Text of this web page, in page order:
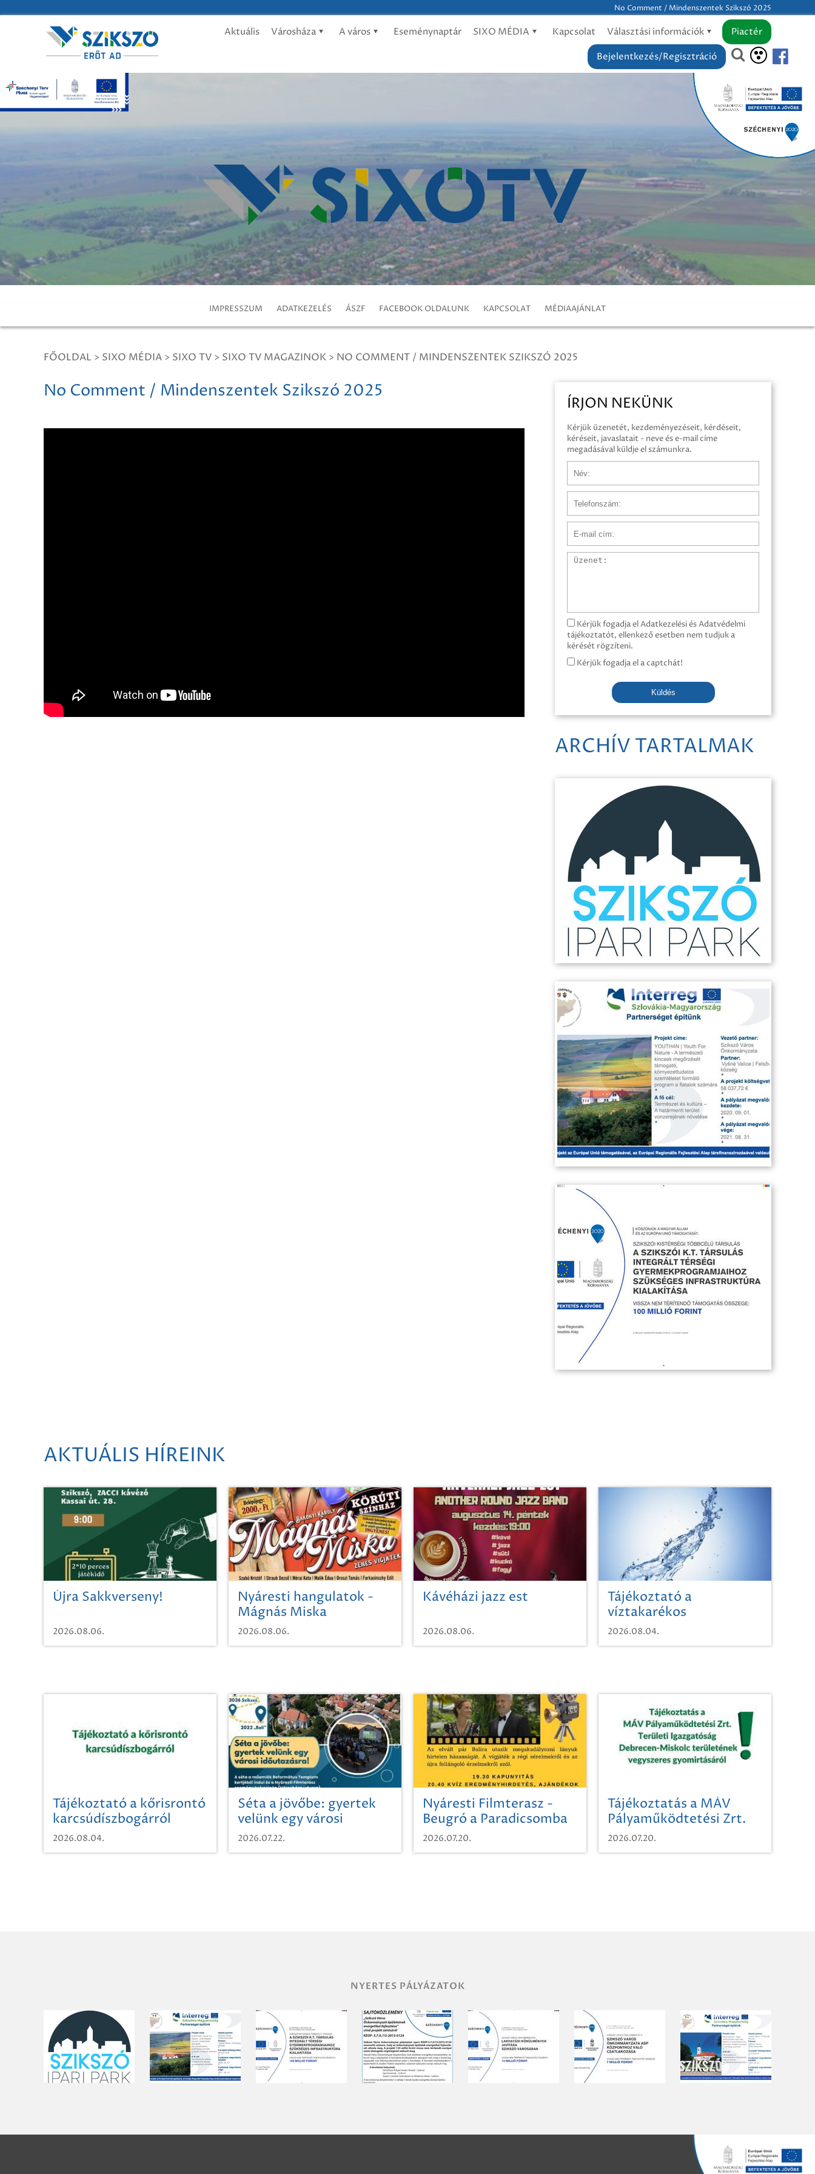
No Comment / Mindenszentek Szikszó 2025
Aktuális Városháza A város Eseménynaptár SIXO MÉDIA Kapcsolat Választási információk
Piactér
Bejelentkezés/Regisztráció
IMPRESSZUM ADATKEZELÉS ÁSZF FACEBOOK OLDALUNK KAPCSOLAT MÉDIAAJÁNLAT
FŐOLDAL > SIXO MÉDIA > SIXO TV > SIXO TV MAGAZINOK > NO COMMENT / MINDENSZENTEK SZIKSZÓ 2025
No Comment / Mindenszentek Szikszó 2025
ÍRJON NEKÜNK
Kérjük üzenetét, kezdeményezéseit, kérdéseit,
kéréseit, javaslatait - neve és e-mail címe
megadásával küldje el számunkra.
Üzenet
Kérjük fogadja el Adatkezelési és Adatvédelmi
tájékoztatót, ellenkező esetben nem tudjuk a
kérését rögzíteni.
Kérjük fogadja el a captchát!
Küldés
ARCHÍV TARTALMAK
AKTUÁLIS HÍREINK
Újra Sakkverseny!
2026.08.06.
Nyáresti hangulatok -
Mágnás Miska
2026.08.06.
Kávéházi jazz est
2026.08.06.
Tájékoztató a
víztakarékos
vízhasználatról
2026.08.04.
Tájékoztató a kőrisrontó
karcsúdíszbogárról
2026.08.04.
Séta a jövőbe: gyertek
velünk egy városi
időutazásra!
2026.07.22.
Nyáresti Filmterasz -
Beugró a Paradicsomba
2026.07.20.
Tájékoztatás a MÁV
Pályaműködtetési Zrt.
Területi Igazgatóság
Debrecen-Miskolc
2026.07.20.
NYERTES PÁLYÁZATOK